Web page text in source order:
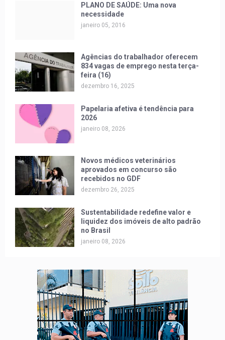
PLANO DE SAÚDE: Uma nova
necessidade
janeiro 05, 2016
Agências do trabalhador oferecem
834 vagas de emprego nesta terça-
feira (16)
dezembro 16, 2025
Papelaria afetiva é tendência para
2026
janeiro 08, 2026
Novos médicos veterinários
aprovados em concurso são
recebidos no GDF
dezembro 26, 2025
Sustentabilidade redefine valor e
liquidez dos imóveis de alto padrão
no Brasil
janeiro 08, 2026